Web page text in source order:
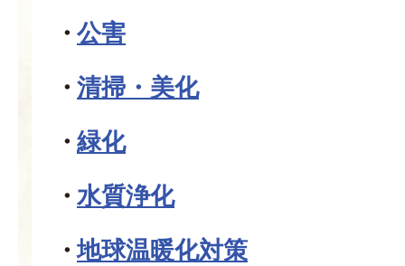
公害
清掃・美化
緑化
水質浄化
地球温暖化対策